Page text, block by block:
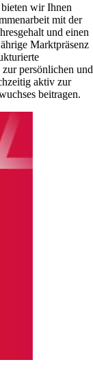
wir Ihnen
mit der
und einen
Marktpräsenz
persönlichen und
aktiv zur
beitragen.